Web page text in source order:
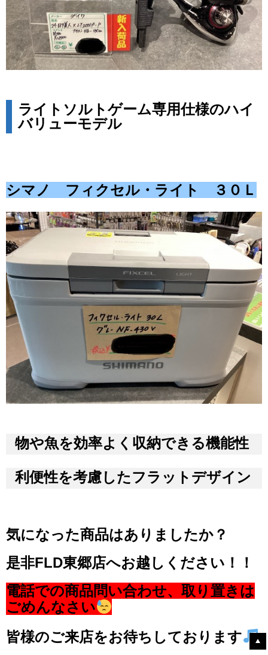
ライトソルトゲーム専用仕様のハイ
バリューモデル
シマノ フィクセル・ライト ３０Ｌ
物や魚を効率よく収納できる機能性
利便性を考慮したフラットデザイン
気になった商品はありましたか？
是非FLD東郷店へお越しください！！
電話での商品問い合わせ、取り置きは
ごめんなさい
皆様のご来店をお待ちしております